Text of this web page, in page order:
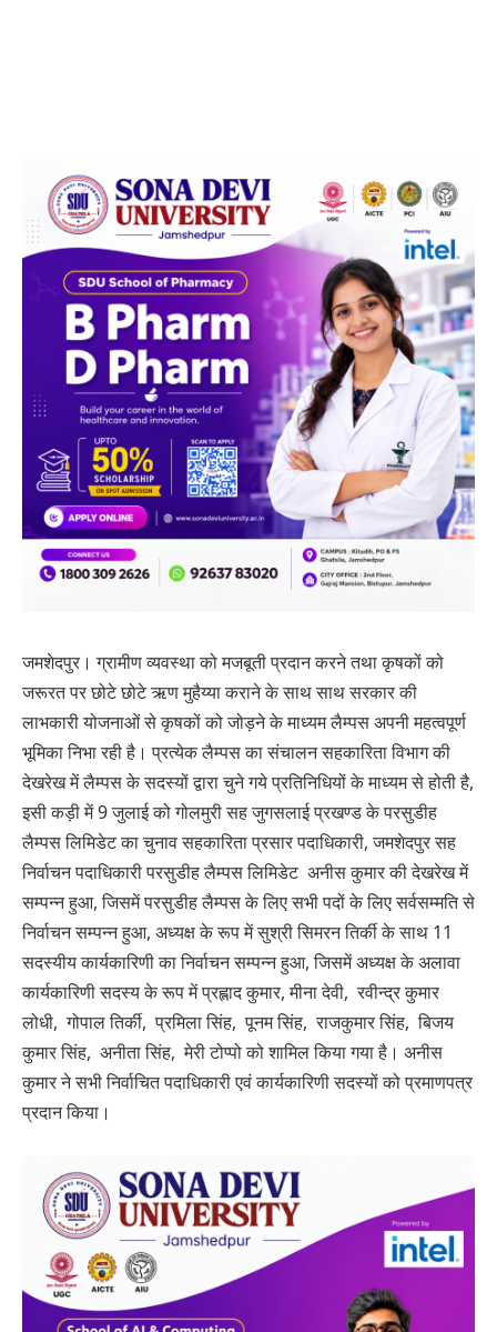
जमशेदपुर। ग्रामीण व्यवस्था को मजबूती प्रदान करने तथा कृषकों को
जरूरत पर छोटे छोटे ऋण मुहैय्या कराने के साथ साथ सरकार की
लाभकारी योजनाओं से कृषकों को जोड़ने के माध्यम लैम्पस अपनी महत्वपूर्ण
भूमिका निभा रही है। प्रत्येक लैम्पस का संचालन सहकारिता विभाग की
देखरेख में लैम्पस के सदस्यों द्वारा चुने गये प्रतिनिधियों के माध्यम से होती है,
इसी कड़ी में 9 जुलाई को गोलमुरी सह जुगसलाई प्रखण्ड के परसुडीह
लैम्पस लिमिडेट का चुनाव सहकारिता प्रसार पदाधिकारी, जमशेदपुर सह
निर्वाचन पदाधिकारी परसुडीह लैम्पस लिमिडेट अनीस कुमार की देखरेख में
सम्पन्न हुआ, जिसमें परसुडीह लैम्पस के लिए सभी पदों के लिए सर्वसम्मति से
निर्वाचन सम्पन्न हुआ, अध्यक्ष के रूप में सुश्री सिमरन तिर्की के साथ 11
सदस्यीय कार्यकारिणी का निर्वाचन सम्पन्न हुआ, जिसमें अध्यक्ष के अलावा
कार्यकारिणी सदस्य के रूप में प्रह्लाद कुमार, मीना देवी, रवीन्द्र कुमार
लोधी, गोपाल तिर्की, प्रमिला सिंह, पूनम सिंह, राजकुमार सिंह, बिजय
कुमार सिंह, अनीता सिंह, मेरी टोप्पो को शामिल किया गया है। अनीस
कुमार ने सभी निर्वाचित पदाधिकारी एवं कार्यकारिणी सदस्यों को प्रमाणपत्र
प्रदान किया।